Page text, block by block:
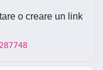
o creare un link